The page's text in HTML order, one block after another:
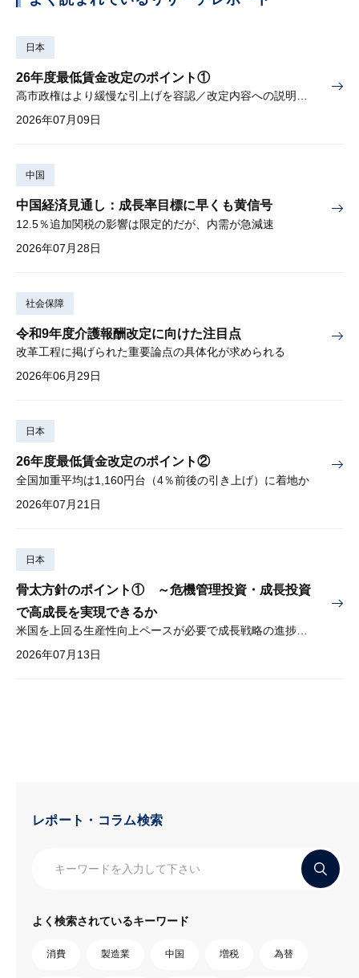
日本
26年度最低賃金改定のポイント①
高市政権はより緩慢な引上げを容認／改定内容への説明責任が焦点
2026年07月09日
中国
中国経済見通し：成長率目標に早くも黄信号
12.5％追加関税の影響は限定的だが、内需が急減速
2026年07月28日
社会保障
令和9年度介護報酬改定に向けた注目点
改革工程に掲げられた重要論点の具体化が求められる
2026年06月29日
日本
26年度最低賃金改定のポイント②
全国加重平均は1,160円台（4％前後の引き上げ）に着地か
2026年07月21日
日本
骨太方針のポイント① ～危機管理投資・成長投資
で高成長を実現できるか
米国を上回る生産性向上ペースが必要で成長戦略の進捗管理も課題
2026年07月13日
レポート・コラム検索
よく検索されているキーワード
消費 製造業 中国 増税 為替